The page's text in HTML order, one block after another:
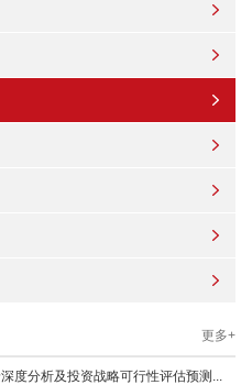
更多+
度分析及投资战略可行性评估预测...